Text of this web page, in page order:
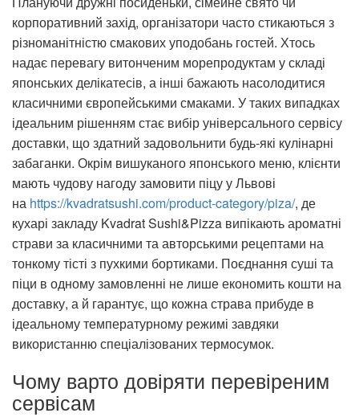
корпоративний захід, організатори часто стикаються з
різноманітністю смакових уподобань гостей. Хтось
надає перевагу витонченим морепродуктам у складі
японських делікатесів, а інші бажають насолодитися
класичними європейськими смаками. У таких випадках
ідеальним рішенням стає вибір універсального сервісу
доставки, що здатний задовольнити будь-які кулінарні
забаганки. Окрім вишуканого японського меню, клієнти
мають чудову нагоду замовити піцу у Львові
на https://kvadratsushi.com/product-category/piza/, де
кухарі закладу Kvadrat Sushi&Pizza випікають ароматні
страви за класичними та авторськими рецептами на
тонкому тісті з пухкими бортиками. Поєднання суші та
піци в одному замовленні не лише економить кошти на
доставку, а й гарантує, що кожна страва прибуде в
ідеальному температурному режимі завдяки
використанню спеціалізованих термосумок.
Чому варто довіряти перевіреним
сервісам